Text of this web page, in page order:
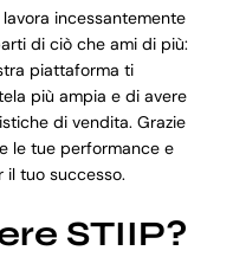
incessantemente
di ciò che ami di più:
piattaforma ti
più ampia e di avere
di vendita. Grazie
le tue performance e
tuo successo.
STIIP?